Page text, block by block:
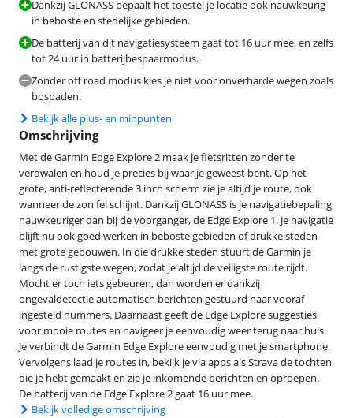
Dankzij GLONASS bepaalt het toestel je locatie ook nauwkeurig
in beboste en stedelijke gebieden.
De batterij van dit navigatiesysteem gaat tot 16 uur mee, en zelfs
tot 24 uur in batterijbespaarmodus.
Zonder off road modus kies je niet voor onverharde wegen zoals
bospaden.
Bekijk alle plus- en minpunten
Omschrijving
Met de Garmin Edge Explore 2 maak je fietsritten zonder te
verdwalen en houd je precies bij waar je geweest bent. Op het
grote, anti-reflecterende 3 inch scherm zie je altijd je route, ook
wanneer de zon fel schijnt. Dankzij GLONASS is je navigatiebepaling
nauwkeuriger dan bij de voorganger, de Edge Explore 1. Je navigatie
blijft nu ook goed werken in beboste gebieden of drukke steden
met grote gebouwen. In die drukke steden stuurt de Garmin je
langs de rustigste wegen, zodat je altijd de veiligste route rijdt.
Mocht er toch iets gebeuren, dan worden er dankzij
ongevaldetectie automatisch berichten gestuurd naar vooraf
ingesteld nummers. Daarnaast geeft de Edge Explore suggesties
voor mooie routes en navigeer je eenvoudig weer terug naar huis.
Je verbindt de Garmin Edge Explore eenvoudig met je smartphone.
Vervolgens laad je routes in, bekijk je via apps als Strava de tochten
die je hebt gemaakt en zie je inkomende berichten en oproepen.
De batterij van de Edge Explore 2 gaat 16 uur mee.
Bekijk volledige omschrijving